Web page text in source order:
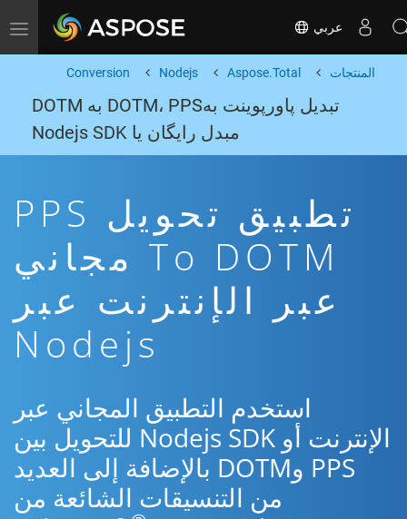
Toggle navigation عربي
المنتجات Aspose.Total
Nodejs
Conversion
تبدیل پاورپوینت بهDOTM، PPS به DOTM
مبدل رایگان یا Nodejs SDK
تطبيق تحويل PPS
To DOTM مجاني
عبر الإنترنت عبر
Nodejs
استخدم التطبيق المجاني عبر
الإنترنت أو Nodejs SDK للتحويل بين
PPS وDOTM بالإضافة إلى العديد
من التنسيقات الشائعة من